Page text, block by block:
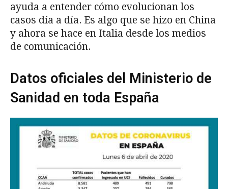
ayuda a entender cómo evolucionan los
casos día a día. Es algo que se hizo en China
y ahora se hace en Italia desde los medios
de comunicación.
Datos oficiales del Ministerio de
Sanidad en toda España